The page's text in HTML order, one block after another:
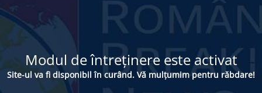
Modul de întreținere este activat
Site-ul va fi disponibil în curând. Vă mulțumim pentru răbdare!